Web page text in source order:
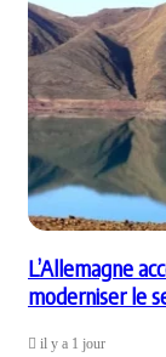
L’Allemagne
moderniser le
il y a 1 jour